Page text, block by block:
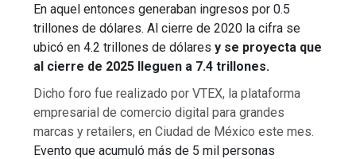
En aquel entonces generaban ingresos por 0.5
trillones de dólares. Al cierre de 2020 la cifra se
ubicó en 4.2 trillones de dólaresy se proyecta que
al cierre de 2025 lleguen a 7.4 trillones.
Dicho foro fue realizado por VTEX, la plataforma
empresarial de comercio digital para grandes
marcas y retailers, en Ciudad de México este mes.
Evento que acumuló más de 5 mil personas